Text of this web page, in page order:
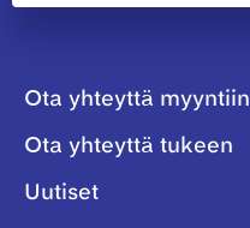
Ota yhteyttä myyntiin
Ota yhteyttä tukeen
Uutiset